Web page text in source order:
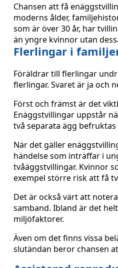
Chansen att få
moderns ålder,
som är över 30 år, har
än yngre kvinnor utan
Flerlingar i
Föräldrar till flerlingar
flerlingar. Svaret är ja och
Först och främst är det
Enäggstvillingar uppstår
två separata ägg
När det gäller
händelse som inträffar i
tvåäggstvillingar. Kvinnor
exempel större risk att få
Det är också värt att
samband. Ibland är det
miljöfaktorer.
Även om det finns vissa
slutändan beror chansen